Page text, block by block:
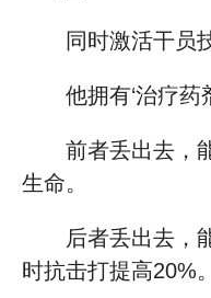
同时激活干员
他拥有‘治疗药
前者丢出去，
生命。
后者丢出去，
时抗击打提高20%。